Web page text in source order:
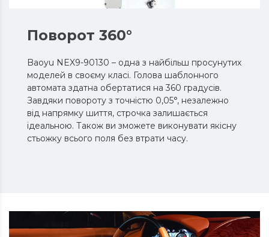
Поворот 360°
Baoyu NEX9-90130 – одна з найбільш просунутих
моделей в своєму класі. Голова шаблонного
автомата здатна обертатися на 360 градусів.
Завдяки повороту з точністю 0,05°, незалежно
від напрямку шиття, строчка залишається
ідеальною. Також ви зможете виконувати якісну
стьожку всього поля без втрати часу.